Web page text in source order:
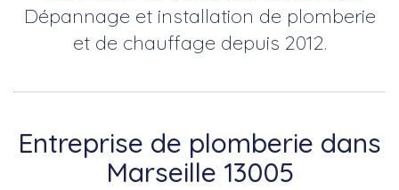
Dépannage et installation de plomberie
et de chauffage depuis 2012.
Entreprise de plomberie dans
Marseille 13005